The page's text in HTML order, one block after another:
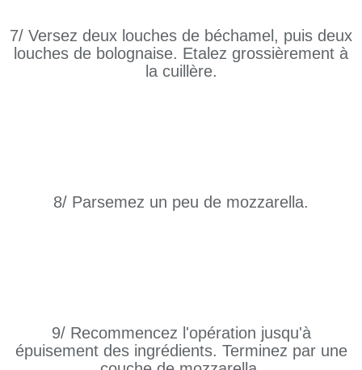
7/ Versez deux louches de béchamel, puis deux
louches de bolognaise. Etalez grossièrement à
la cuillère.
8/ Parsemez un peu de mozzarella.
9/ Recommencez l'opération jusqu'à
épuisement des ingrédients. Terminez par une